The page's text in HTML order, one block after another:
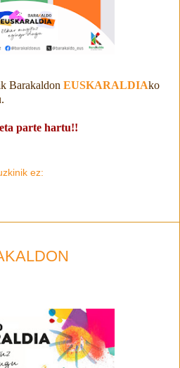
Barakaldon EUSKARALDIAko
parte hartu!!
ez: